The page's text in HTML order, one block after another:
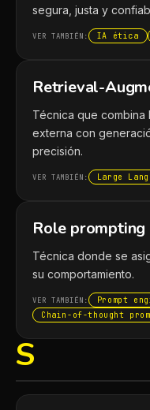
segura, justa y
VER TAMBIÉN: IA ética
Retrieval-
Técnica que
externa con
precisión.
VER TAMBIÉN: Large
Role prompting
Técnica donde se
su comportamiento.
VER TAMBIÉN:
Prompt
Chain-of-thought
S